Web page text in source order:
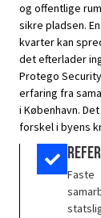
og offentlige
sikre pladsen.
kvarter kan
det efterlader
Protego
erfaring fra
i København.
forskel i byens
Faste